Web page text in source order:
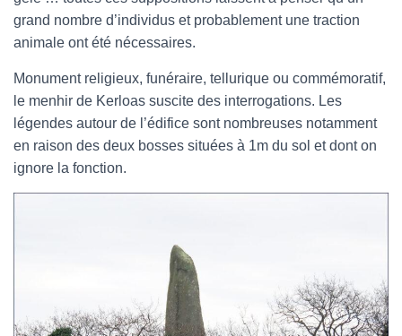
grand nombre d’individus et probablement une traction
animale ont été nécessaires.
Monument religieux, funéraire, tellurique ou commémoratif,
le menhir de Kerloas suscite des interrogations. Les
légendes autour de l’édifice sont nombreuses notamment
en raison des deux bosses situées à 1m du sol et dont on
ignore la fonction.